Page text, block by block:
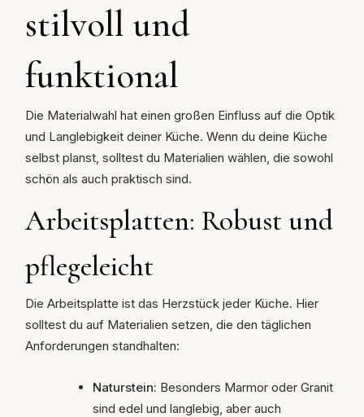
stilvoll und
funktional
Die Materialwahl hat einen großen Einfluss auf die Optik
und Langlebigkeit deiner Küche. Wenn du deine Küche
selbst planst, solltest du Materialien wählen, die sowohl
schön als auch praktisch sind.
Arbeitsplatten: Robust und
pflegeleicht
Die Arbeitsplatte ist das Herzstück jeder Küche. Hier
solltest du auf Materialien setzen, die den täglichen
Anforderungen standhalten:
Naturstein: Besonders Marmor oder Granit
sind edel und langlebig, aber auch